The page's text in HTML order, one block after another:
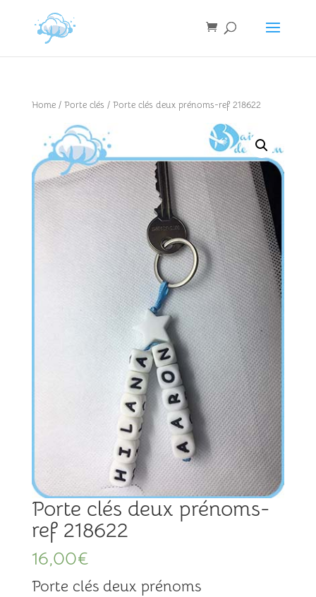
Home/ Porte clés / Porte clés deux prénoms-ref 218622
Porte clés deux prénoms-
ref 218622
16,00€
Porte clés deux prénoms